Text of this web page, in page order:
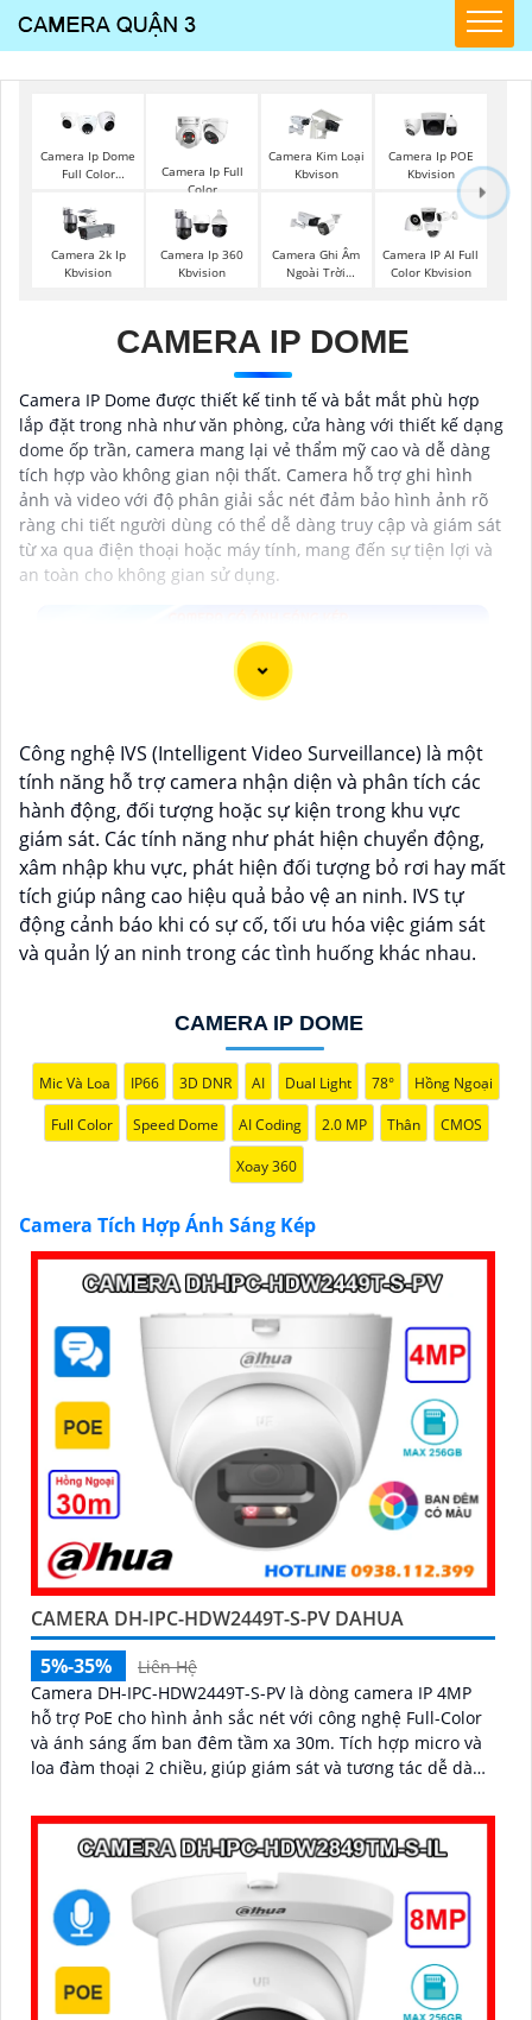
Camera Ip Dome
Full Color
Camera Ip Full
Color
Camera Kim Loại
Kbvison
Camera Ip POE
Kbvision
Camera 2k Ip
Kbvision
Camera Ip 360
Kbvision
Camera Ghi Âm
Ngoài Trời
Camera IP AI Full
Color Kbvision
CAMERA IP DOME
Camera IP Dome được thiết kế tinh tế và bắt mắt phù hợp
lắp đặt trong nhà như văn phòng, cửa hàng với thiết kế dạng
dome ốp trần, camera mang lại vẻ thẩm mỹ cao và dễ dàng
tích hợp vào không gian nội thất. Camera hỗ trợ ghi hình
ảnh và video với độ phân giải sắc nét đảm bảo hình ảnh rõ
ràng chi tiết người dùng có thể dễ dàng truy cập và giám sát
từ xa qua điện thoại hoặc máy tính, mang đến sự tiện lợi và
an toàn cho không gian sử dụng.
Công nghệ IVS (Intelligent Video Surveillance) là một
tính năng hỗ trợ camera nhận diện và phân tích các
hành động, đối tượng hoặc sự kiện trong khu vực
giám sát. Các tính năng như phát hiện chuyển động,
xâm nhập khu vực, phát hiện đối tượng bỏ rơi hay mất
tích giúp nâng cao hiệu quả bảo vệ an ninh. IVS tự
động cảnh báo khi có sự cố, tối ưu hóa việc giám sát
và quản lý an ninh trong các tình huống khác nhau.
CAMERA IP DOME
Mic Và Loa IP66 3D DNR AI Dual Light 78° Hồng Ngoại
Full Color Speed Dome AI Coding 2.0 MP Thân CMOS
Xoay 360
Camera Tích Hợp Ánh Sáng Kép
CAMERA DH-IPC-HDW2449T-S-PV DAHUA
5%-35%
Liên Hệ
Camera DH-IPC-HDW2449T-S-PV là dòng camera IP 4MP
hỗ trợ PoE cho hình ảnh sắc nét với công nghệ Full-Color
và ánh sáng ấm ban đêm tầm xa 30m. Tích hợp micro và
loa đàm thoại 2 chiều, giúp giám sát và tương tác dễ dàng